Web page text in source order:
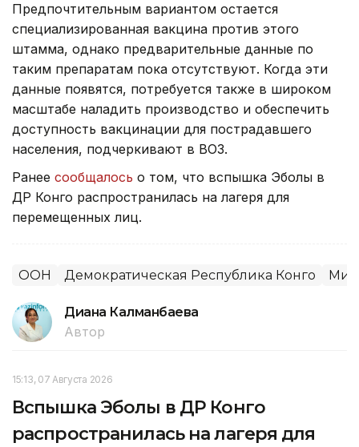
Предпочтительным вариантом остается
специализированная вакцина против этого
штамма, однако предварительные данные по
таким препаратам пока отсутствуют. Когда эти
данные появятся, потребуется также в широком
масштабе наладить производство и обеспечить
доступность вакцинации для пострадавшего
населения, подчеркивают в ВОЗ.
Ранее сообщалось о том, что вспышка Эболы в
ДР Конго распространилась на лагеря для
перемещенных лиц.
ООН Демократическая Республика Конго
Диана Калманбаева
Автор
15:13, 07 Августа 2026
Вспышка Эболы в ДР Конго
распространилась на лагеря для